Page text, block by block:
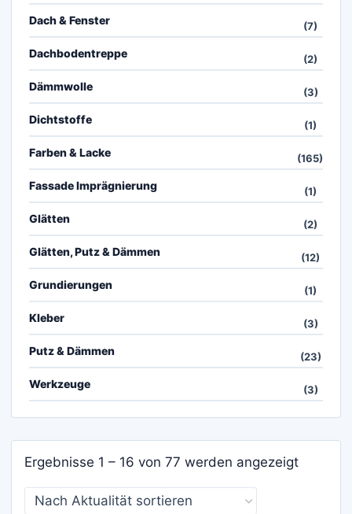
Dach & Fenster (7)
Dachbodentreppe (2)
Dämmwolle (3)
Dichtstoffe (1)
Farben & Lacke (165)
Fassade Imprägnierung (1)
Glätten (2)
Glätten, Putz & Dämmen (12)
Grundierungen (1)
Kleber (3)
Putz & Dämmen (23)
Werkzeuge (3)
Ergebnisse 1 – 16 von 77 werden angezeigtNach